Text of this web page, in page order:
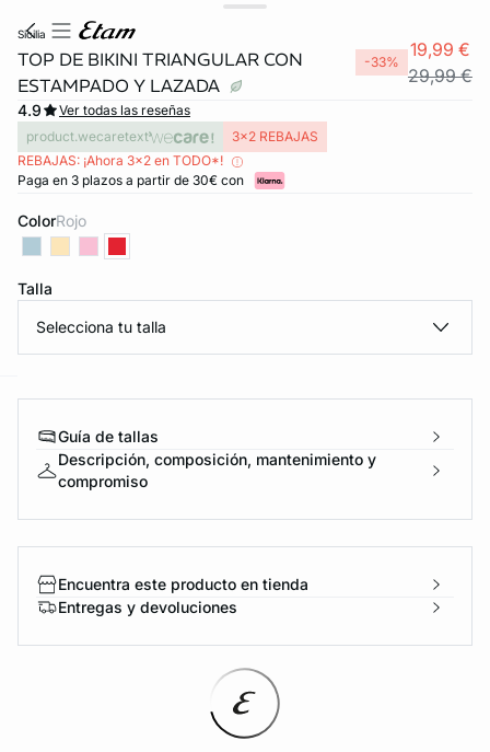
sicilia
TOP DE BIKINI TRIANGULAR CON
ESTAMPADO Y LAZADA
-33%
19,99 €
29,99 €
4.9
Ver todas las reseñas
product.wecaretext
3x2 REBAJAS
REBAJAS: ¡Ahora 3x2 en TODO*!
Paga en 3 plazos a partir de 30€ con
Color rojo
Talla
Selecciona tu talla
Guía de tallas
Descripción, composición, mantenimiento y
compromiso
Encuentra este producto en tienda
Entregas y devoluciones